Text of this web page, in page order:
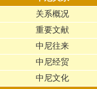
关系概况
重要文献
中尼往来
中尼经贸
中尼文化